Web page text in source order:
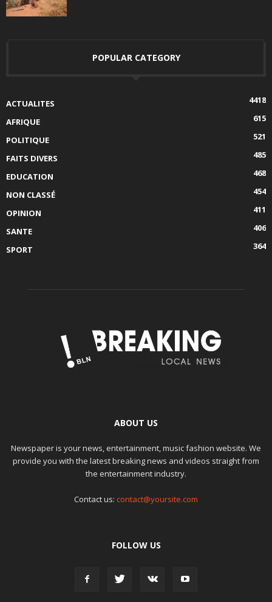
POPULAR CATEGORY
ACTUALITES
4418
AFRIQUE
615
POLITIQUE
521
FAITS DIVERS
485
EDUCATION
468
NON CLASSÉ
454
OPINION
411
SANTE
406
SPORT
364
ABOUT US
Newspaper is your news, entertainment, music fashion website. We
provide you with the latest breaking news and videos straight from
the entertainment industry.
Contact us: contact@yoursite.com
FOLLOW US